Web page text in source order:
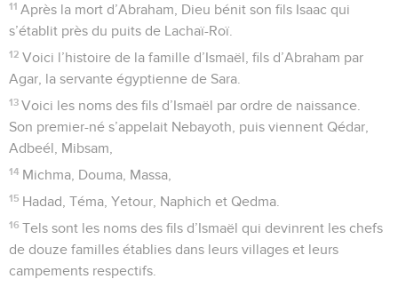
11 Après la mort d’Abraham, Dieu bénit son fils Isaac qui
s’établit près du puits de Lachaï-Roï.
12 Voici l’histoire de la famille d’Ismaël, fils d’Abraham par
Agar, la servante égyptienne de Sara.
13 Voici les noms des fils d’Ismaël par ordre de naissance.
Son premier-né s’appelait Nebayoth, puis viennent Qédar,
Adbeél, Mibsam,
14 Michma, Douma, Massa,
15 Hadad, Téma, Yetour, Naphich et Qedma.
16 Tels sont les noms des fils d’Ismaël qui devinrent les chefs
de douze familles établies dans leurs villages et leurs
campements respectifs.